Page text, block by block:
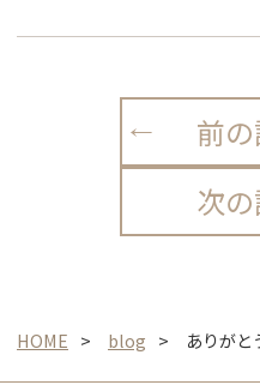
前
次
HOME blog ありがと